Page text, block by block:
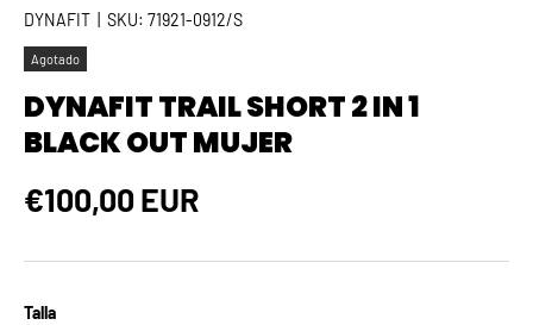
DYNAFIT SKU: 71921-0912/S
Agotado
DYNAFIT TRAIL SHORT 2 IN 1
BLACK OUT MUJER
Precio normal
€100,00 EUR
Talla